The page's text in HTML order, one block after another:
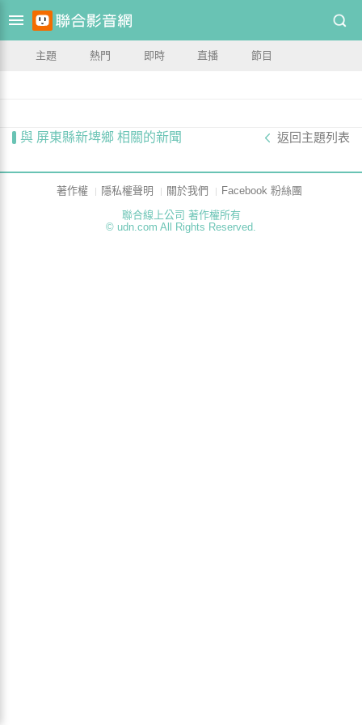
主題 熱門 即時 直播 節目
與 屏東縣新埤鄉 相關的新聞 返回主題列表
著作權 隱私權聲明 關於我們
Facebook 粉絲團
聯合線上公司 著作權所有
© udn.com All Rights Reserved.